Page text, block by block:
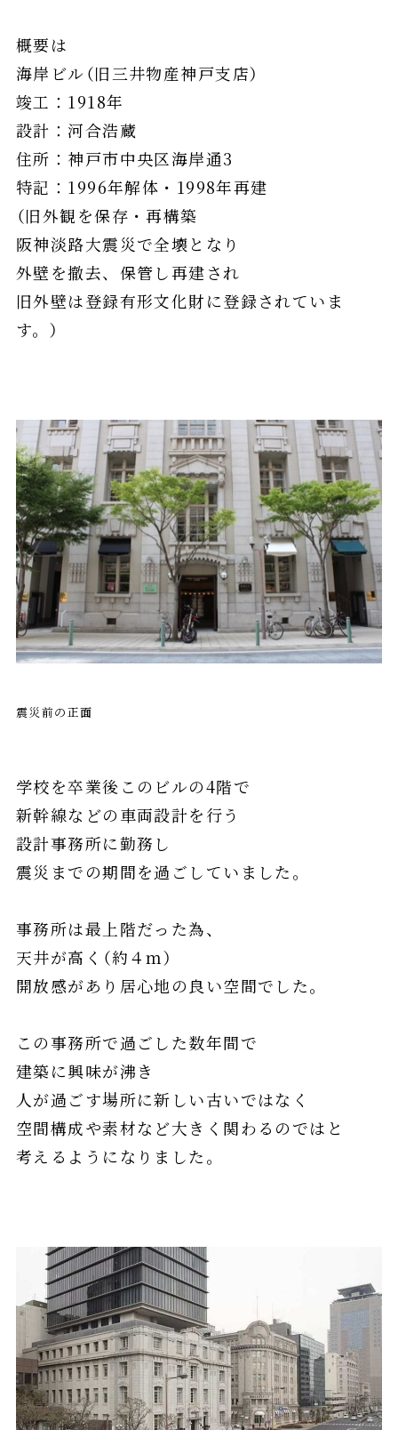
概要は
海岸ビル（旧三井物産神戸支店）
竣工：1918年
設計：河合浩蔵
住所：神戸市中央区海岸通3
特記：1996年解体・1998年再建
（旧外観を保存・再構築
阪神淡路大震災で全壊となり
外壁を撤去、保管し再建され
旧外壁は登録有形文化財に登録されていま
す。）
震災前の正面
学校を卒業後このビルの4階で
新幹線などの車両設計を行う
設計事務所に勤務し
震災までの期間を過ごしていました。
事務所は最上階だった為、
天井が高く（約４ｍ）
開放感があり居心地の良い空間でした。
この事務所で過ごした数年間で
建築に興味が沸き
人が過ごす場所に新しい古いではなく
空間構成や素材など大きく関わるのではと
考えるようになりました。